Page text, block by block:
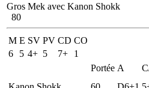
Gros Mek avec Kanon Shokk
80
M E SV PV CD CO
6
5 4+ 5 7+
1
Portée A